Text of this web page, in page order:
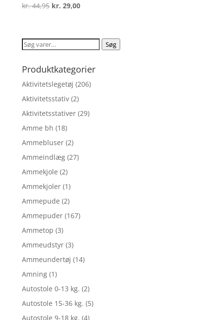
Vurderet
5
kr.44,95 Den
var:
kr. 44,95.
kr. 29,00Den
er:
kr. 29,00.
Søg
Søg
Produktkategorier
Aktivitetslegetøj (206)
Aktivitetsstativ (2)
Aktivitetsstativer (29)
Amme bh (18)
Ammebluser (2)
Ammeindlæg (27)
Ammekjole (2)
Ammekjoler (1)
Ammepude (2)
Ammepuder (167)
Ammetop (3)
Ammeudstyr (3)
Ammeundertøj (14)
Amning (1)
Autostole 0-13 kg. (2)
Autostole 15-36 kg. (5)
Autostole 9-18 kg. (4)